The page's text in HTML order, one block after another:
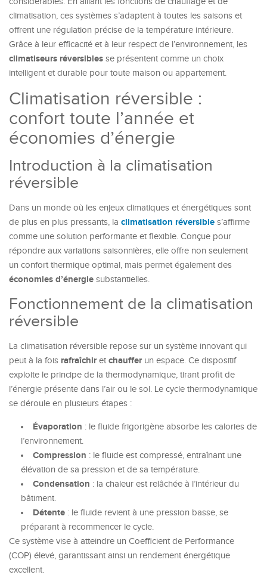
climatisation, ces systèmes s’adaptent à toutes les saisons et
offrent une régulation précise de la température intérieure.
Grâce à leur efficacité et à leur respect de l’environnement, les
climatiseurs réversibles se présentent comme un choix
intelligent et durable pour toute maison ou appartement.
Climatisation réversible :
confort toute l’année et
économies d’énergie
Introduction à la climatisation
réversible
Dans un monde où les enjeux climatiques et énergétiques sont
de plus en plus pressants, la climatisation réversible s’affirme
comme une solution performante et flexible. Conçue pour
répondre aux variations saisonnières, elle offre non seulement
un confort thermique optimal, mais permet également des
économies d’énergie substantielles.
Fonctionnement de la climatisation
réversible
La climatisation réversible repose sur un système innovant qui
peut à la fois rafraîchiret chaufferun espace. Ce dispositif
exploite le principe de la thermodynamique, tirant profit de
l’énergie présente dans l’air ou le sol. Le cycle thermodynamique
se déroule en plusieurs étapes :
Évaporation : le fluide frigorigène absorbe les calories de
l’environnement.
Compression : le fluide est compressé, entraînant une
élévation de sa pression et de sa température.
Condensation : la chaleur est relâchée à l’intérieur du
bâtiment.
Détente : le fluide revient à une pression basse, se
préparant à recommencer le cycle.
Ce système vise à atteindre un Coefficient de Performance
(COP) élevé, garantissant ainsi un rendement énergétique
excellent.